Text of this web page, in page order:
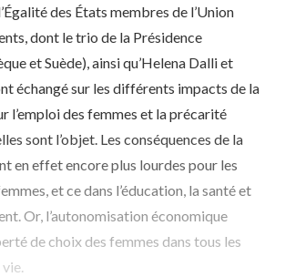
des États membres de l’Union
dont le trio de la Présidence
et Suède), ainsi qu’Helena Dalli et
échangé sur les différents impacts de la
l’emploi des femmes et la précarité
sont l’objet. Les conséquences de la
en effet encore plus lourdes pour les
et ce dans l’éducation, la santé et
Or, l’autonomisation économique
de choix des femmes dans tous les